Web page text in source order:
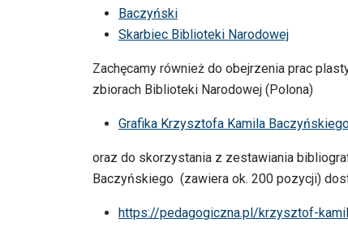
Baczyński
Skarbiec Biblioteki Narodowej
Zachęcamy również do obejrzenia prac
zbiorach Biblioteki Narodowej (Polona)
Grafika Krzysztofa Kamila
oraz do skorzystania z zestawiania
Baczyńskiego (zawiera ok. 200 pozycji)
https://pedagogiczna.pl/krzysztof-